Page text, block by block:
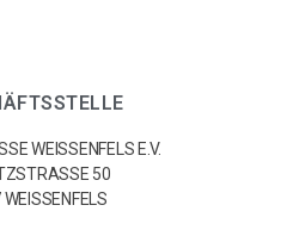
WEISSENFELS E.V.
50